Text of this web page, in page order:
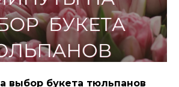
выбор букета тюльпанов